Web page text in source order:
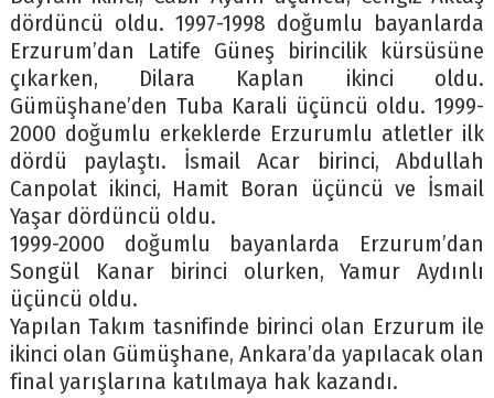
dördüncü oldu. 1997-1998 doğumlu bayanlarda
Erzurum’dan Latife Güneş birincilik kürsüsüne
çıkarken, Dilara Kaplan ikinci oldu.
Gümüşhane’den Tuba Karali üçüncü oldu. 1999-
2000 doğumlu erkeklerde Erzurumlu atletler ilk
dördü paylaştı. İsmail Acar birinci, Abdullah
Canpolat ikinci, Hamit Boran üçüncü ve İsmail
Yaşar dördüncü oldu.
1999-2000 doğumlu bayanlarda Erzurum’dan
Songül Kanar birinci olurken, Yamur Aydınlı
üçüncü oldu.
Yapılan Takım tasnifinde birinci olan Erzurum ile
ikinci olan Gümüşhane, Ankara’da yapılacak olan
final yarışlarına katılmaya hak kazandı.